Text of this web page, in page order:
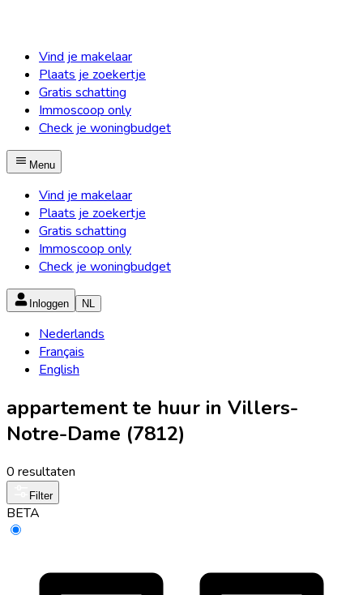
Vind je makelaar
Plaats je zoekertje
Gratis schatting
Immoscoop only
Check je woningbudget
Menu
Vind je makelaar
Plaats je zoekertje
Gratis schatting
Immoscoop only
Check je woningbudget
Inloggen NL
Nederlands
Français
English
appartement te huur in Villers-
Notre-Dame (7812)
0 resultaten
Filter
BETA